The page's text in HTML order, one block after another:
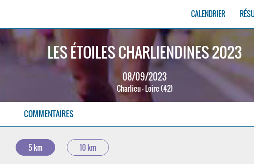
CALENDRIER
LES ÉTOILES CHARLIENDINES 2023
08/09/2023
Charlieu - Loire (42)
COMMENTAIRES
5 km 10 km